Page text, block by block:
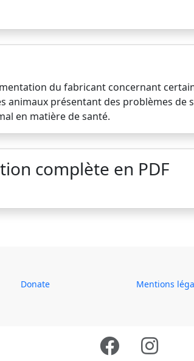
du fabricant concernant
animaux présentant des problèmes
en matière de santé.
complète en PDF
Donate Mentions